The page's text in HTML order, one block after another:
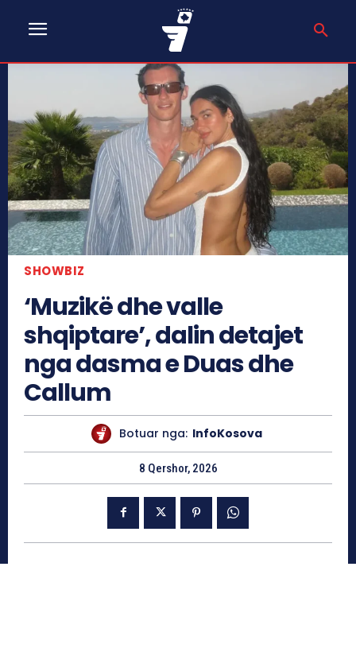
SHOWBIZ
‘Muzikë dhe valle
shqiptare’, dalin detajet
nga dasma e Duas dhe
Callum
Botuar nga: InfoKosova
8 Qershor, 2026